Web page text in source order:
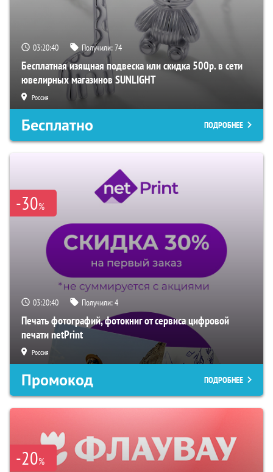
03:20:39 Получили:74
Бесплатная изящная подвеска или скидка 500р. в сети
ювелирных магазинов SUNLIGHT
Россия
Бесплатно ПОДРОБНЕЕ
-30%
03:20:39 Получили:4
Печать фотографий, фотокниг от сервиса цифровой
печати netPrint
Россия
Промокод ПОДРОБНЕЕ
-20%